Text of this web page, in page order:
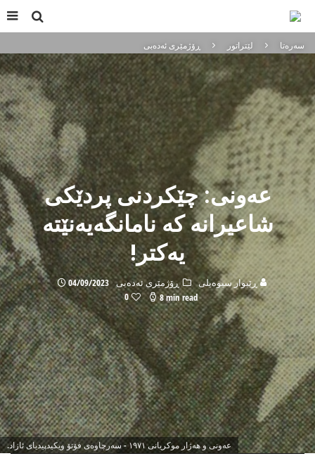
سه‌ره‌تا لێتراتور ڕۆژمێری ئەدەبی
عەونی و هەژار موکریانی ١٩٧١ - سەرچاوەی فۆتۆ ویکیدپیدیای ئازاد.
عەونی: چێكردنی پردێكی
شاعیرانە كە نامانگەیەنێتە
یەكتر!
ڕێبوار سیوەیلی ڕۆژمێری ئەدەبی 04/09/2023
8 min read
0